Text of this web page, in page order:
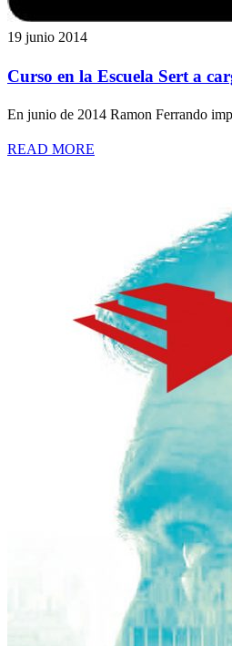
19 junio 2014
Curso en la Escuela Sert a
En junio de 2014 Ramon Ferrando
READ MORE